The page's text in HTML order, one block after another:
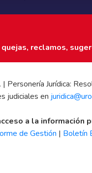
reclamos,
Personería Jurídica:
judiciales en
a la información
de Gestión | Boletín